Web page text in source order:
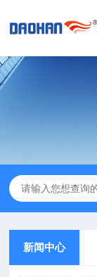
新闻中心